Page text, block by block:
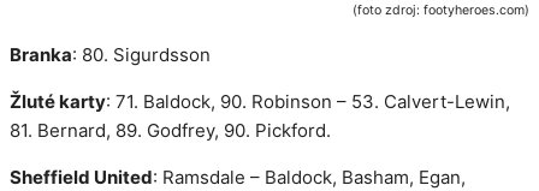
(foto zdroj: footyheroes.com)
Branka: 80. Sigurdsson
Žluté karty: 71. Baldock, 90. Robinson – 53. Calvert-Lewin,
81. Bernard, 89. Godfrey, 90. Pickford.
Sheffield United: Ramsdale – Baldock, Basham, Egan,